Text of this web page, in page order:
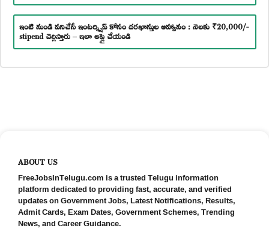
ఇంటి నుండి పనిచేసే ఇంటర్న్షిప్ కోసం దరఖాస్తుల ఆహ్వానం : నెలకు ₹20,000/-
stipend చెల్లిస్తారు – ఇలా అప్లై చేయండి
ABOUT US
FreeJobsInTelugu.com is a trusted Telugu information
platform dedicated to providing fast, accurate, and verified
updates on Government Jobs, Latest Notifications, Results,
Admit Cards, Exam Dates, Government Schemes, Trending
News, and Career Guidance.